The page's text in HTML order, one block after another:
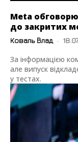
Meta
до закритих
Коваль Влад -
За інформацією компанії навчання
але випуск
у тестах.